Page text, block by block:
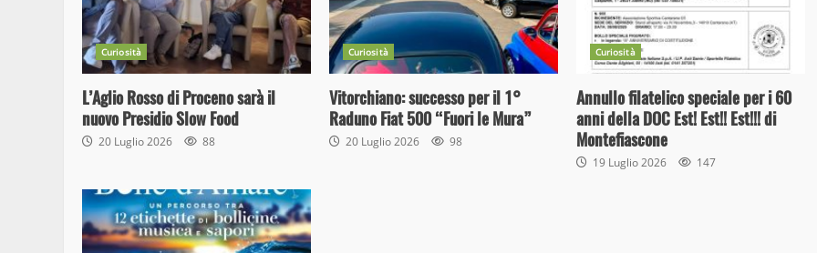
Curiosità
L’Aglio Rosso di Proceno sarà il
nuovo Presidio Slow Food
20 Luglio 2026 88
Curiosità
Vitorchiano: successo per il 1°
Raduno Fiat 500 “Fuori le Mura”
20 Luglio 2026 98
Curiosità
Annullo filatelico speciale per i 60
anni della DOC Est! Est!! Est!!! di
Montefiascone
19 Luglio 2026 147